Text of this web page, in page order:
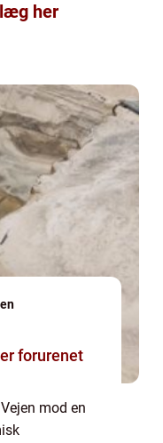
her
forurenet
mod en